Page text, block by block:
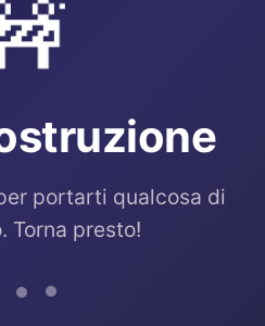
portarti qualcosa di
Torna presto!